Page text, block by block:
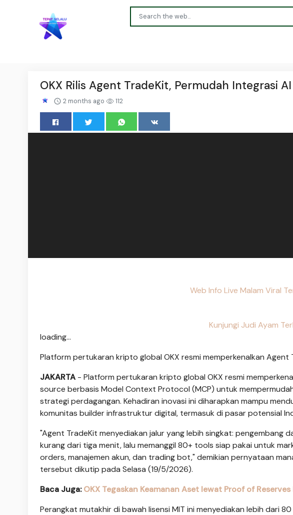
OKX Rilis Agent TradeKit, Permudah Integrasi
2 months ago 112
Web Info Live Malam Viral
Kunjungi Judi Ayam
loading...
Platform pertukaran kripto global OKX resmi memperkenalkan Agent
JAKARTA - Platform pertukaran kripto global OKX resmi
source berbasis Model Context Protocol (MCP) untuk
strategi perdagangan. Kehadiran inovasi ini diharapkan mampu
komunitas builder infrastruktur digital, termasuk di pasar potensial
"Agent TradeKit menyediakan jalur yang lebih singkat: pengembang
kurang dari tiga menit, lalu memanggil 80+ tools siap pakai untuk
orders, manajemen akun, dan trading bot," demikian pernyataan
tersebut dikutip pada Selasa (19/5/2026).
Baca Juga:OKX Tegaskan Keamanan Aset lewat Proof of
Perangkat mutakhir di bawah lisensi MIT ini menyediakan lebih dari